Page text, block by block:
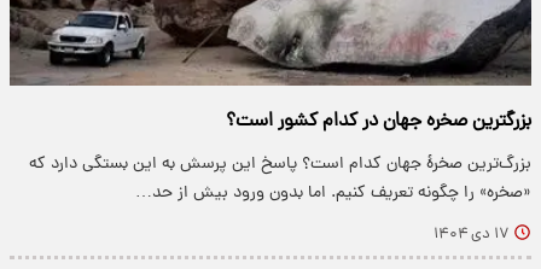
بزرگترین صخره جهان در کدام کشور است؟
بزرگ‌ترین صخرۀ جهان کدام است؟ پاسخ این پرسش به این بستگی دارد که
«صخره» را چگونه تعریف کنیم. اما بدون ورود بیش از حد…
۱۷ دی ۱۴۰۴